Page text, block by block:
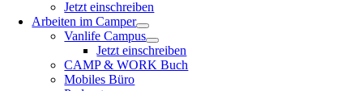
Jetzt einschreiben
Arbeiten im Camper
Vanlife Campus
Jetzt einschreiben
CAMP & WORK Buch
Mobiles Büro